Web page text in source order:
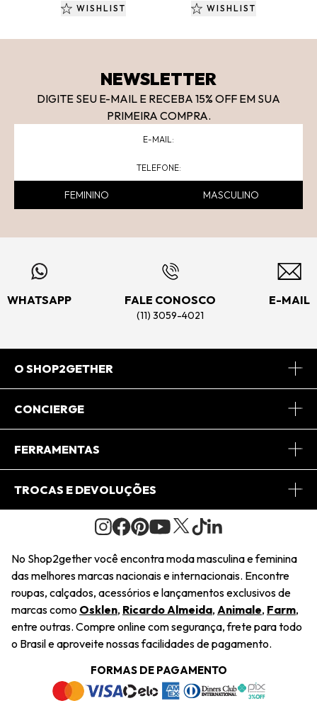
WISHLIST WISHLIST
NEWSLETTER
DIGITE SEU E-MAIL E RECEBA 15% OFF EM SUA
PRIMEIRA COMPRA.
FEMININO MASCULINO
WHATSAPP FALE CONOSCO
(11) 3059-4021
E-MAIL
O SHOP2GETHER
Sobre Nós
Journal
Saiu na Mídia
Sustentabilidade
Navegando
Termos e Condições
CONCIERGE
Central de Relacionamento
Regulamento e Promoções
FERRAMENTAS
Minha Conta
Pedido de Presente
Wishlist
TROCAS E DEVOLUÇÕES
Condições Gerais
Troca Fácil
Restituição de Pagamento
Dúvidas Frequentes
Termos e Condições
Política de Privacidade
No Shop2gether você encontra moda masculina e feminina
das melhores marcas nacionais e internacionais. Encontre
roupas, calçados, acessórios e lançamentos exclusivos de
marcas como Osklen, Ricardo Almeida, Animale, Farm,
entre outras. Compre online com segurança, frete para todo
o Brasil e aproveite nossas facilidades de pagamento.
FORMAS DE PAGAMENTO